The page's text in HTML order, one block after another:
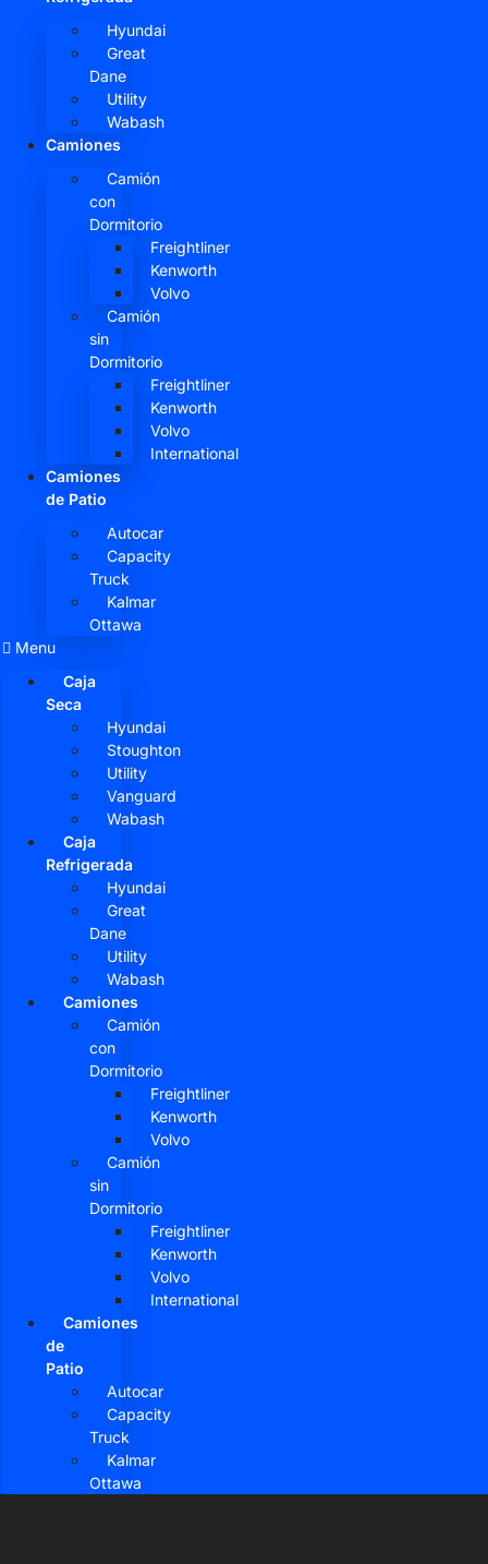
Hyundai
Great
Dane
Utility
Wabash
Camiones
Camión
con
Dormitorio
Freightliner
Kenworth
Volvo
Camión
sin
Dormitorio
Freightliner
Kenworth
Volvo
International
Camiones
de Patio
Autocar
Capacity
Truck
Kalmar
Ottawa
Menu
Caja
Seca
Hyundai
Stoughton
Utility
Vanguard
Wabash
Caja
Refrigerada
Hyundai
Great
Dane
Utility
Wabash
Camiones
Camión
con
Dormitorio
Freightliner
Kenworth
Volvo
Camión
sin
Dormitorio
Freightliner
Kenworth
Volvo
International
Camiones
de
Patio
Autocar
Capacity
Truck
Kalmar
Ottawa